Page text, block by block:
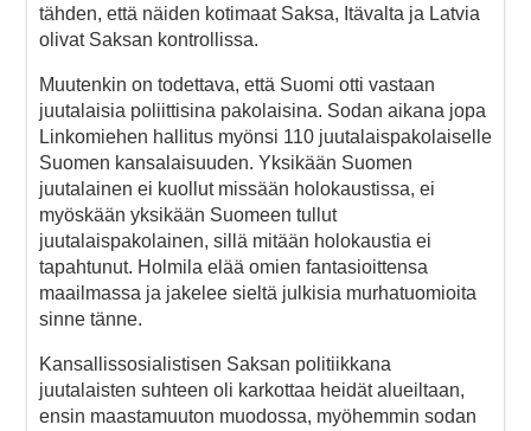
tähden, että näiden kotimaat Saksa, Itävalta ja Latvia
olivat Saksan kontrollissa.
Muutenkin on todettava, että Suomi otti vastaan
juutalaisia poliittisina pakolaisina. Sodan aikana jopa
Linkomiehen hallitus myönsi 110 juutalaispakolaiselle
Suomen kansalaisuuden. Yksikään Suomen
juutalainen ei kuollut missään holokaustissa, ei
myöskään yksikään Suomeen tullut
juutalaispakolainen, sillä mitään holokaustia ei
tapahtunut. Holmila elää omien fantasioittensa
maailmassa ja jakelee sieltä julkisia murhatuomioita
sinne tänne.
Kansallissosialistisen Saksan politiikkana
juutalaisten suhteen oli karkottaa heidät alueiltaan,
ensin maastamuuton muodossa, myöhemmin sodan